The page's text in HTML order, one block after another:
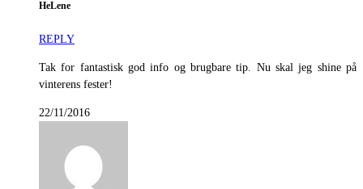
HeLene
REPLY
Tak for fantastisk god info og brugbare tip. Nu skal jeg shine på
vinterens fester!
22/11/2016